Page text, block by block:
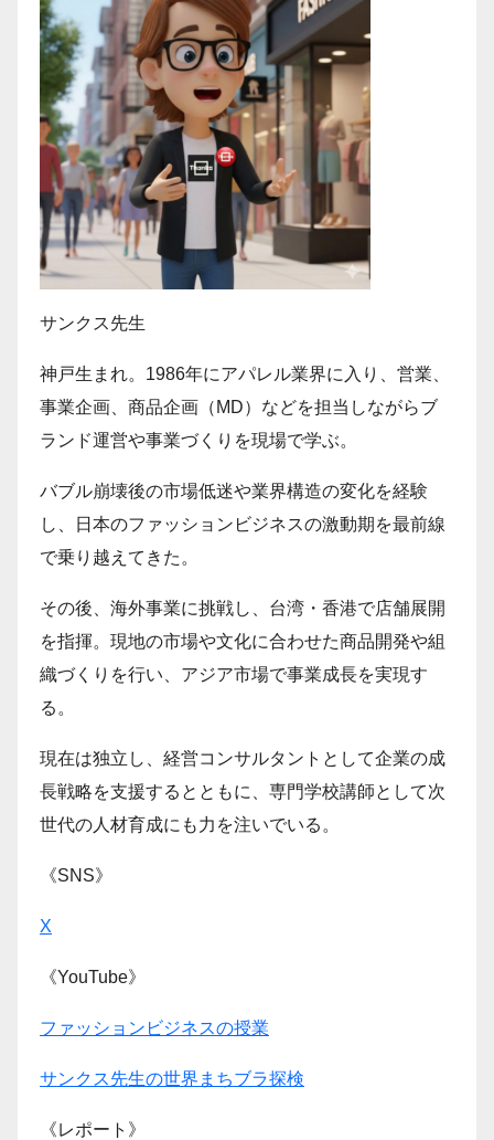
サンクス先生
神戸生まれ。1986年にアパレル業界に入り、営業、
事業企画、商品企画（MD）などを担当しながらブ
ランド運営や事業づくりを現場で学ぶ。
バブル崩壊後の市場低迷や業界構造の変化を経験
し、日本のファッションビジネスの激動期を最前線
で乗り越えてきた。
その後、海外事業に挑戦し、台湾・香港で店舗展開
を指揮。現地の市場や文化に合わせた商品開発や組
織づくりを行い、アジア市場で事業成長を実現す
る。
現在は独立し、経営コンサルタントとして企業の成
長戦略を支援するとともに、専門学校講師として次
世代の人材育成にも力を注いでいる。
《SNS》
X
《YouTube》
ファッションビジネスの授業
サンクス先生の世界まちブラ探検
《レポート》